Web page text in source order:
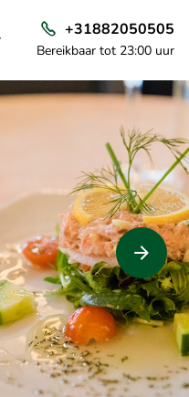
+31882050505
Bereikbaar tot 23:00 uur